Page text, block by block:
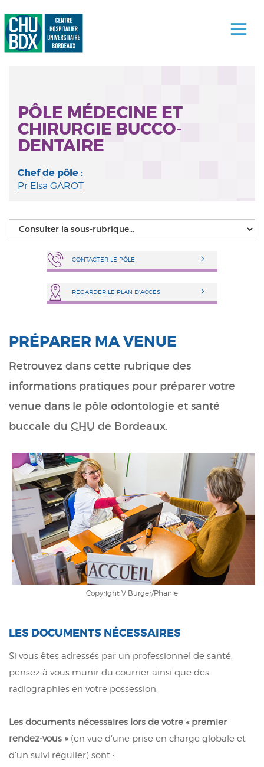
PÔLE MÉDECINE ET
CHIRURGIE BUCCO-
DENTAIRE
Chef de pôle :
Pr Elsa GAROT
CONTACTER LE PÔLE
REGARDER LE PLAN D'ACCÈS
PRÉPARER MA VENUE
Retrouvez dans cette rubrique des
informations pratiques pour préparer votre
venue dans le pôle odontologie et santé
buccale du CHU de Bordeaux.
Copyright V Burger/Phanie
LES DOCUMENTS NÉCESSAIRES
Si vous êtes adressés par un professionnel de santé,
pensez à vous munir du courrier ainsi que des
radiographies en votre possession.
Les documents nécessaires lors de votre « premier
rendez-vous » (en vue d'une prise en charge globale et
d'un suivi régulier) sont :